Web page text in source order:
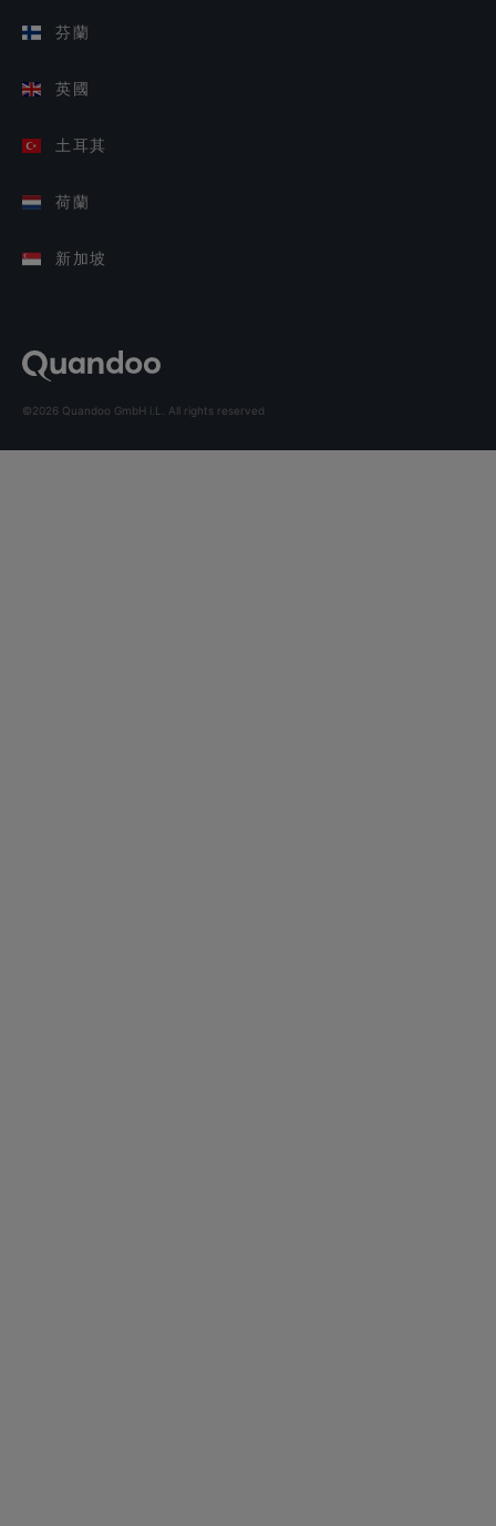
芬蘭
英國
土耳其
荷蘭
新加坡
©2026 Quandoo GmbH i.L. All rights reserved